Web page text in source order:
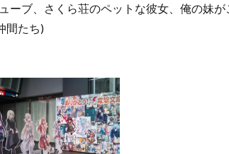
ーブ、さくら荘のペットな彼女、俺の妹
間たち)